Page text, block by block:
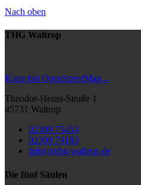
Nach oben
THG Waltrop
Karte bei OpenStreetMap...
Theodor-Heuss-Straße 1
45731 Waltrop
02309 75453
02309 79183
info(at)thg-waltrop.de
Die fünf Säulen